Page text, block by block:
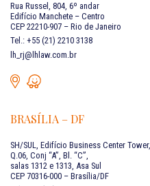
Rua Russel, 804, 6º andar
Edifício Manchete – Centro
CEP 22210-907 – Rio de Janeiro
Tel.: +55 (21) 2210 3138
lh_rj@lhlaw.com.br
BRASÍLIA – DF
SH/SUL, Edifício Business Center Tower,
Q.06, Conj “A”, Bl. “C”,
salas 1312 e 1313, Asa Sul
CEP 70316-000 – Brasília/DF